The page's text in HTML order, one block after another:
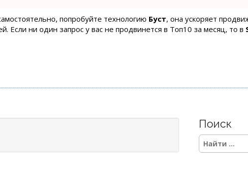
попробуйте технологию Буст, она ускоряет
Если ни один запрос у вас не продвинется в Топ10 за месяц, то в
Поиск
S
e